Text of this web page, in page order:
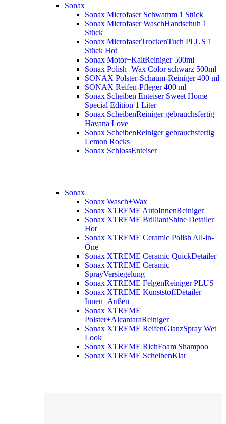
Sonax
Sonax Microfaser Schwamm 1 Stück
Sonax Microfaser WaschHandschuh 1
Stück
Sonax MicrofaserTrockenTuch PLUS 1
Stück Hot
Sonax Motor+KaltReiniger 500ml
Sonax Polish+Wax Color schwarz 500ml
SONAX Polster-Schaum-Reiniger 400 ml
SONAX Reifen-Pfleger 400 ml
Sonax Scheiben Enteiser Sweet Home
Special Edition 1 Liter
Sonax ScheibenReiniger gebrauchsfertig
Havana Love
Sonax ScheibenReiniger gebrauchsfertig
Lemon Rocks
Sonax SchlossEnteiser
Sonax
Sonax Wasch+Wax
Sonax XTREME AutoInnenReiniger
Sonax XTREME BrilliantShine Detailer
Hot
Sonax XTREME Ceramic Polish All-in-
One
Sonax XTREME Ceramic QuickDetailer
Sonax XTREME Ceramic
SprayVersiegelung
Sonax XTREME FelgenReiniger PLUS
Sonax XTREME KunststoffDetailer
Innen+Außen
Sonax XTREME
Polster+AlcantaraReiniger
Sonax XTREME ReifenGlanzSpray Wet
Look
Sonax XTREME RichFoam Shampoo
Sonax XTREME ScheibenKlar